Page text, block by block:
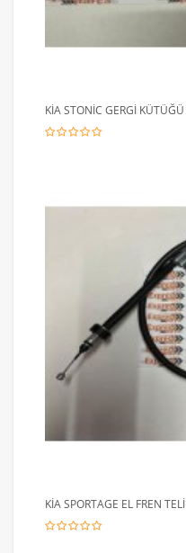
KİA STONİC GERGİ
KİA SPORTAGE EL FREN